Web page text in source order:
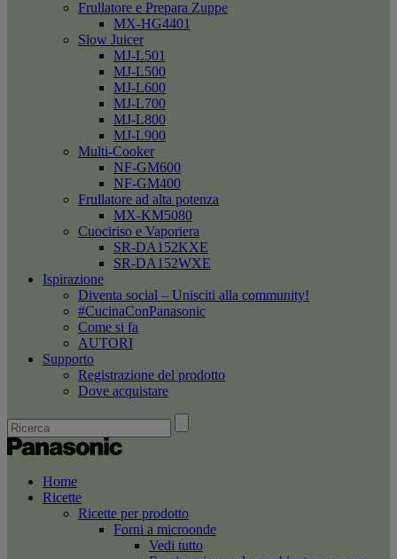
Frullatore e Prepara Zuppe
MX-HG4401
Slow Juicer
MJ-L501
MJ-L500
MJ-L600
MJ-L700
MJ-L800
MJ-L900
Multi-Cooker
NF-GM600
NF-GM400
Frullatore ad alta potenza
MX-KM5080
Cuociriso e Vaporiera
SR-DA152KXE
SR-DA152WXE
Ispirazione
Diventa social – Unisciti alla community!
#CucinaConPanasonic
Come si fa
AUTORI
Supporto
Registrazione del prodotto
Dove acquistare
Home
Ricette
Ricette per prodotto
Forni a microonde
Vedi tutto